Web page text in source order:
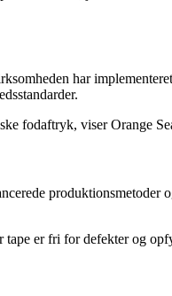
har
fodaftryk, viser Orange
er fri for defekter og